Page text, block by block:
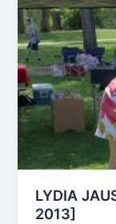
LYDIA
2013]